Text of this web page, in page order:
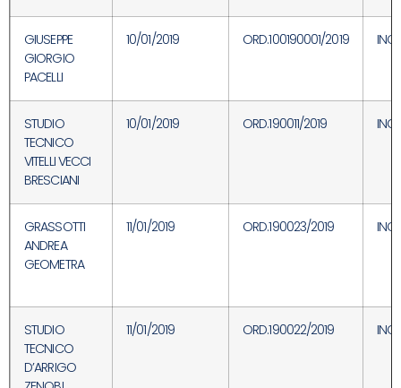
GIUSEPPE
GIORGIO
PACELLI
10/01/2019 ORD.100190001/2019
STUDIO
TECNICO
VITELLI VECCI
BRESCIANI
10/01/2019 ORD.190011/2019
GRASSOTTI
ANDREA
GEOMETRA
11/01/2019 ORD.190023/2019
STUDIO
TECNICO
D’ARRIGO
11/01/2019 ORD.190022/2019